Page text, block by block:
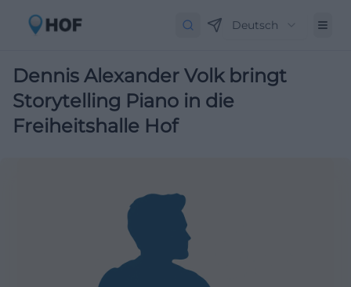
Deutsch
Dennis Alexander Volk bringt
Storytelling Piano in die
Freiheitshalle Hof